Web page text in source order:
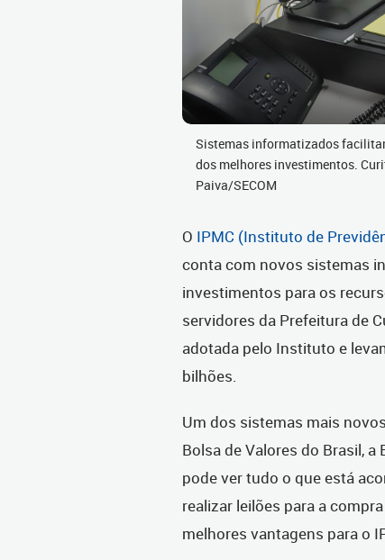
Sistemas informatizados
dos melhores investimentos.
Paiva/SECOM
O IPMC (Instituto de
conta com novos sistemas
investimentos para os
servidores da Prefeitura de
adotada pelo Instituto e
bilhões.
Um dos sistemas mais
Bolsa de Valores do Brasil,
pode ver tudo o que está
realizar leilões para a
melhores vantagens para o